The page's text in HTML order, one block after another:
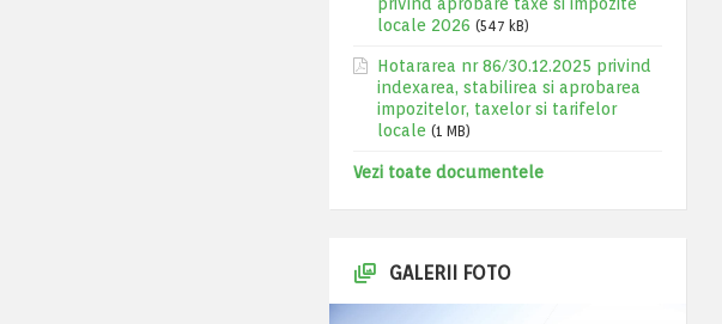
locale 2026 (547 kB)
Hotararea nr 86/30.12.2025 privind
indexarea, stabilirea si aprobarea
impozitelor, taxelor si tarifelor
locale (1 MB)
Vezi toate documentele
GALERII FOTO